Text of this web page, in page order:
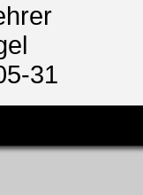
31